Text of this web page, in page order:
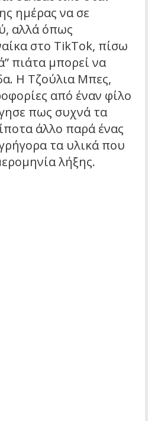
ημέρας να σε
αλλά όπως
στο TikTok, πίσω
πιάτα μπορεί να
Η Τζούλια Μπες,
από έναν φίλο
πως συχνά τα
άλλο παρά ένας
τα υλικά που
λήξης.